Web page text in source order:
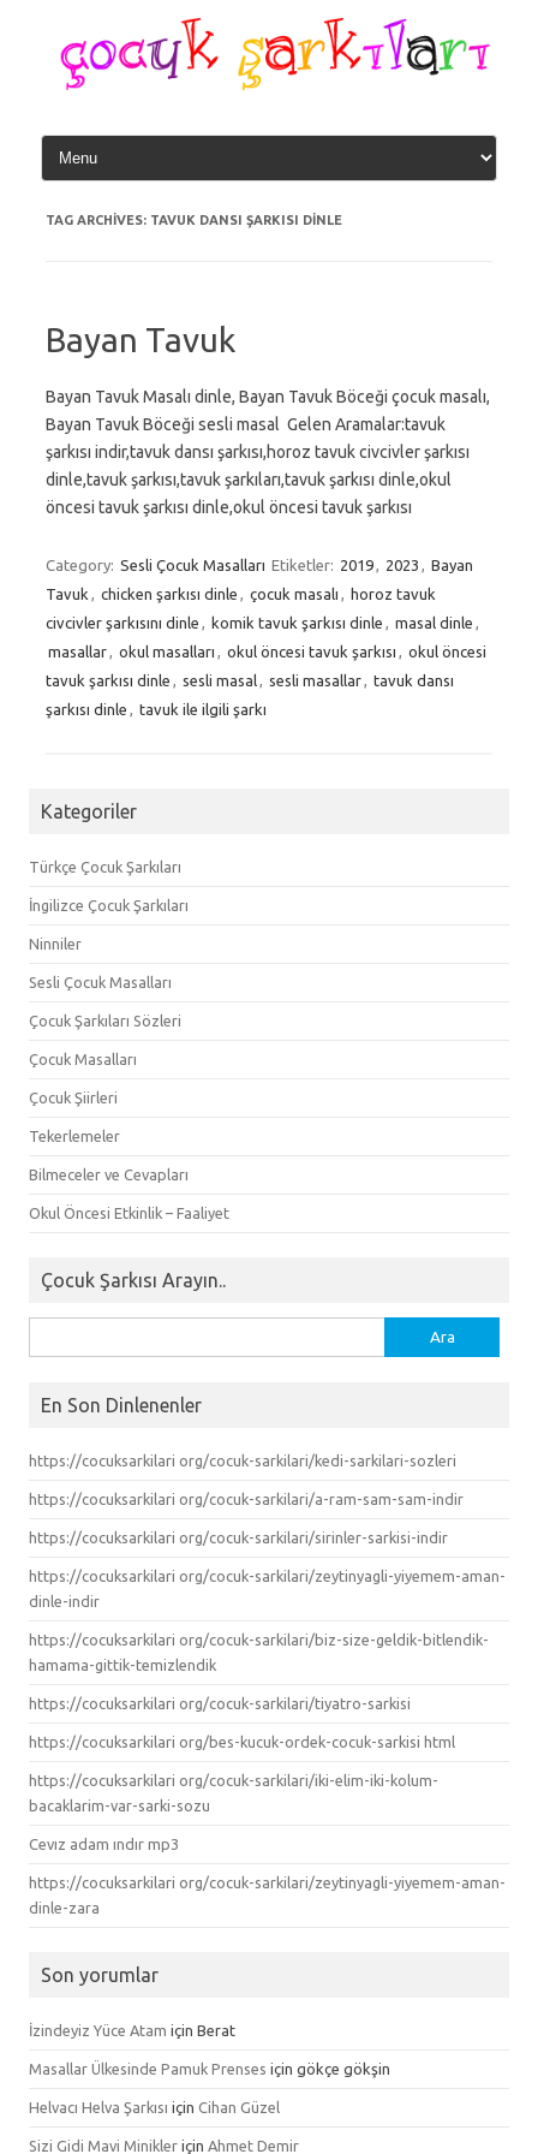
content
TAG ARCHIVES: TAVUK DANSI ŞARKISI DINLE
Bayan Tavuk
Bayan Tavuk Masalı dinle, Bayan Tavuk Böceği çocuk masalı,
Bayan Tavuk Böceği sesli masal Gelen Aramalar:tavuk
şarkısı indir,tavuk dansı şarkısı,horoz tavuk civcivler şarkısı
dinle,tavuk şarkısı,tavuk şarkıları,tavuk şarkısı dinle,okul
öncesi tavuk şarkısı dinle,okul öncesi tavuk şarkısı
Category: Sesli Çocuk Masalları Etiketler: 2019 2023
Bayan
Tavuk
chicken şarkısı dinle çocuk masalı
horoz tavuk
civcivler şarkısını dinle
komik tavuk şarkısı dinle masal dinle
masallar
okul masalları okul öncesi tavuk şarkısı
okul öncesi
tavuk şarkısı dinle
sesli masal sesli masallar
tavuk dansı
şarkısı dinle
tavuk ile ilgili şarkı
Kategoriler
Türkçe Çocuk Şarkıları
İngilizce Çocuk Şarkıları
Ninniler
Sesli Çocuk Masalları
Çocuk Şarkıları Sözleri
Çocuk Masalları
Çocuk Şiirleri
Tekerlemeler
Bilmeceler ve Cevapları
Okul Öncesi Etkinlik – Faaliyet
Çocuk Şarkısı Arayın..
En Son Dinlenenler
https://cocuksarkilari org/cocuk-sarkilari/kedi-sarkilari-sozleri
https://cocuksarkilari org/cocuk-sarkilari/a-ram-sam-sam-indir
https://cocuksarkilari org/cocuk-sarkilari/sirinler-sarkisi-indir
https://cocuksarkilari org/cocuk-sarkilari/zeytinyagli-yiyemem-aman-
dinle-indir
https://cocuksarkilari org/cocuk-sarkilari/biz-size-geldik-bitlendik-
hamama-gittik-temizlendik
https://cocuksarkilari org/cocuk-sarkilari/tiyatro-sarkisi
https://cocuksarkilari org/bes-kucuk-ordek-cocuk-sarkisi html
https://cocuksarkilari org/cocuk-sarkilari/iki-elim-iki-kolum-
bacaklarim-var-sarki-sozu
Cevız adam ındır mp3
https://cocuksarkilari org/cocuk-sarkilari/zeytinyagli-yiyemem-aman-
dinle-zara
Son yorumlar
İzindeyiz Yüce Atam için Berat
Masallar Ülkesinde Pamuk Prenses için gökçe gökşin
Helvacı Helva Şarkısı için Cihan Güzel
Sizi Gidi Mavi Minikler için Ahmet Demir